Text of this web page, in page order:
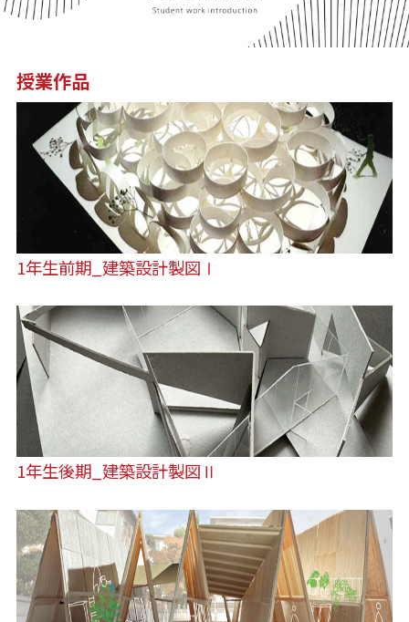
授業作品
1年生前期_建築設計製図Ⅰ
1年生後期_建築設計製図Ⅱ